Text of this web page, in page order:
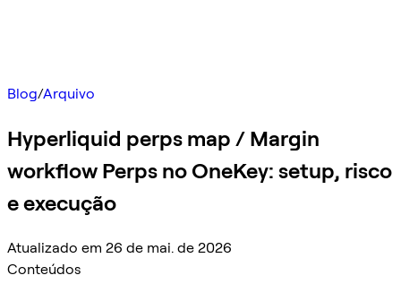
Blog/Arquivo
Hyperliquid perps map / Margin
workflow Perps no OneKey: setup, risco
e execução
Atualizado em 26 de mai. de 2026
Conteúdos